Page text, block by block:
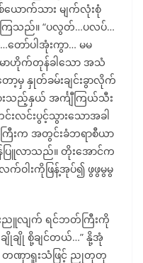
ယောက်သား မျက်လုံးစုံ
ြသည်။ “ပလွတ်…ပလပ်…
တော်ပါအုံးကွာ… မမ
ာဟိုက်တုန်ခါသော အသံ
ာ့မှ နှုတ်ခမ်းချင်းခွာလိုက်
ည့်နှယ် အင်္ကျီကြယ်သီး
င်းပွင့်သွားသောအခါ
ကြီးက အတွင်းခံဘရာစီယာ
ြူလာသည်။ တိုးအောင်က
ဝါးကိုဖြန့်အုပ်၍ ဖွဖွမွမွ
လျက် ရင်ဘတ်ကြီးကို
ျိုချို စို့ချင်တယ်…” နို့အုံ
မှ တဏှာရူးသံဖြင့် ညုတုတု